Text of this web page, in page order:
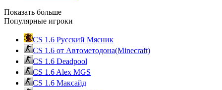
Показать больше
Популярные игроки
CS 1.6 Русский Мясник
CS 1.6 от Автометодона(Minecraft)
CS 1.6 Deadpool
CS 1.6 Alex MGS
CS 1.6 Максайд